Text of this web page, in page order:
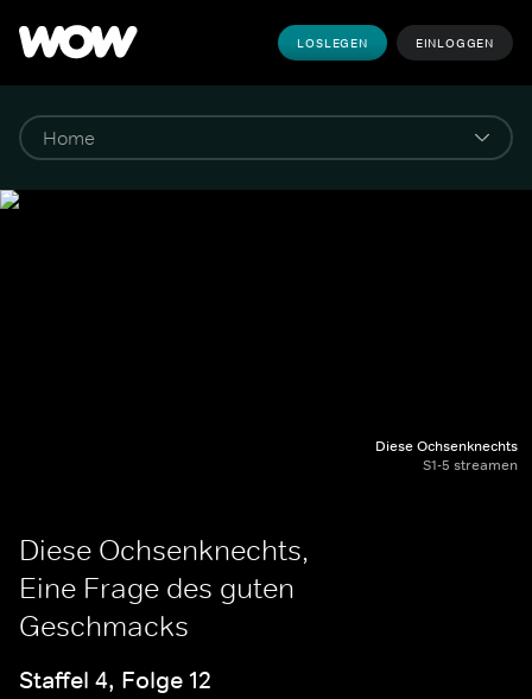
LOSLEGEN EINLOGGEN
Diese Ochsenknechts
S1-5 streamen
Diese Ochsenknechts,
Eine Frage des guten
Geschmacks
Staffel 4, Folge 12